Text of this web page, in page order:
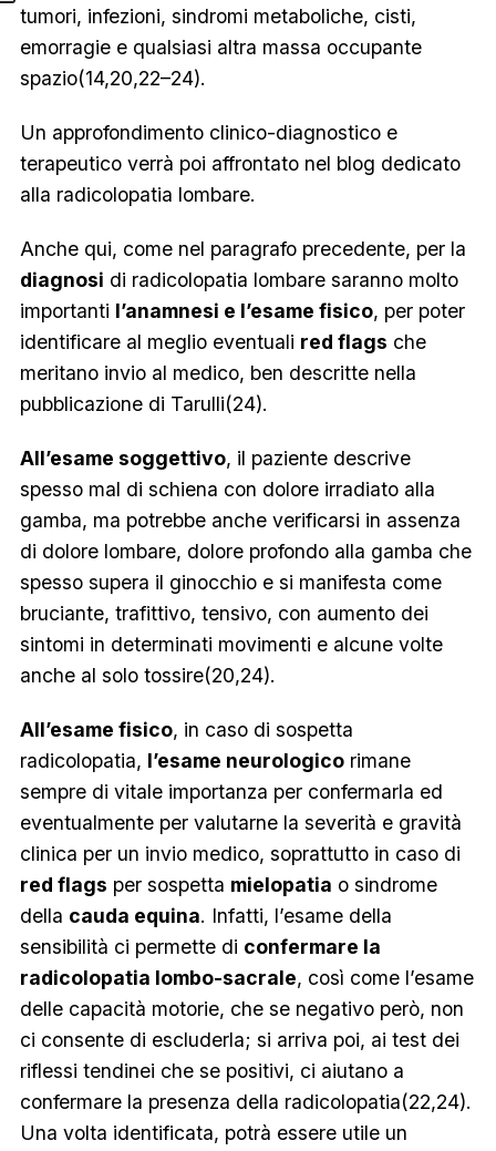
tumori, infezioni, sindromi metaboliche, cisti,
emorragie e qualsiasi altra massa occupante
spazio(14,20,22–24).
Un approfondimento clinico-diagnostico e
terapeutico verrà poi affrontato nel blog dedicato
alla radicolopatia lombare.
Anche qui, come nel paragrafo precedente, per la
diagnosi di radicolopatia lombare saranno molto
importanti l’anamnesi e l’esame fisico, per poter
identificare al meglio eventuali red flags che
meritano invio al medico, ben descritte nella
pubblicazione di Tarulli(24).
All’esame soggettivo, il paziente descrive
spesso mal di schiena con dolore irradiato alla
gamba, ma potrebbe anche verificarsi in assenza
di dolore lombare, dolore profondo alla gamba che
spesso supera il ginocchio e si manifesta come
bruciante, trafittivo, tensivo, con aumento dei
sintomi in determinati movimenti e alcune volte
anche al solo tossire(20,24).
All’esame fisico, in caso di sospetta
radicolopatia, l’esame neurologicorimane
sempre di vitale importanza per confermarla ed
eventualmente per valutarne la severità e gravità
clinica per un invio medico, soprattutto in caso di
red flags per sospetta mielopatia o sindrome
della cauda equina. Infatti, l’esame della
sensibilità ci permette di confermare la
radicolopatia lombo-sacrale, così come l’esame
delle capacità motorie, che se negativo però, non
ci consente di escluderla; si arriva poi, ai test dei
riflessi tendinei che se positivi, ci aiutano a
confermare la presenza della radicolopatia(22,24).
Una volta identificata, potrà essere utile un